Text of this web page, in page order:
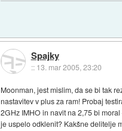
Spajky
:: 13. mar 2005, 23:20
Moonman, jest mislim, da se bi tak
nastavitev v plus za ram! Probaj
2GHz IMHO in navit na 2,75 bi
je uspelo odklenit? Kakšne delitelje